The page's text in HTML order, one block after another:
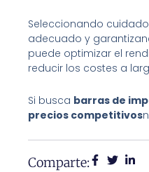
Seleccionando
adecuado y
puede optimizar el
reducir los costes a
Si busca barras de
precios competitivos
Comparte: